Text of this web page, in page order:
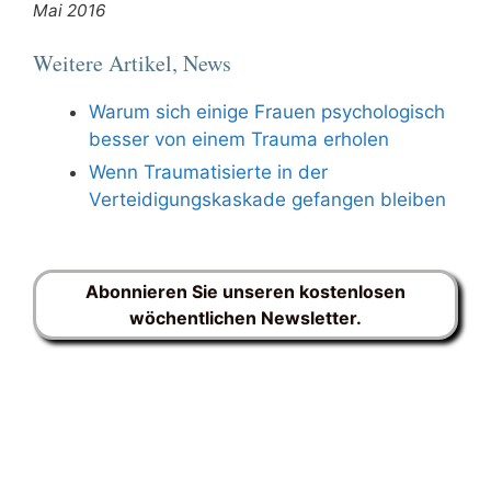
Mai 2016
Weitere Artikel, News
Warum sich einige Frauen psychologisch
besser von einem Trauma erholen
Wenn Traumatisierte in der
Verteidigungskaskade gefangen bleiben
Abonnieren Sie unseren kostenlosen
wöchentlichen Newsletter.